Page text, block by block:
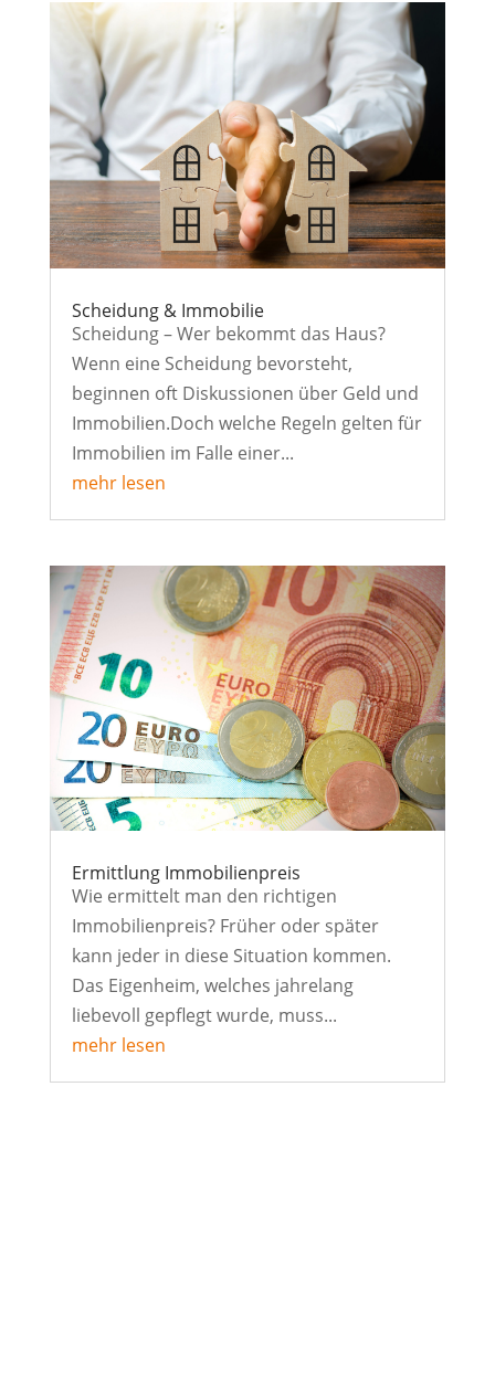
Scheidung & Immobilie
Scheidung – Wer bekommt das Haus?
Wenn eine Scheidung bevorsteht,
beginnen oft Diskussionen über Geld und
Immobilien.Doch welche Regeln gelten für
Immobilien im Falle einer...
mehr lesen
Ermittlung Immobilienpreis
Wie ermittelt man den richtigen
Immobilienpreis? Früher oder später
kann jeder in diese Situation kommen.
Das Eigenheim, welches jahrelang
liebevoll gepflegt wurde, muss...
mehr lesen